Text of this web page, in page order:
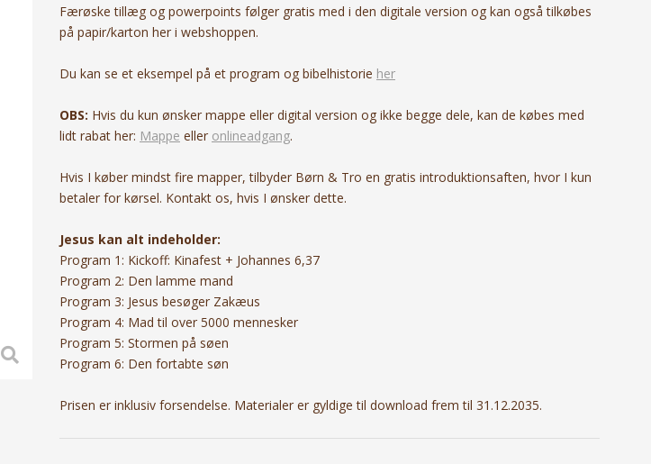
Færøske tillæg og powerpoints følger gratis med i den digitale version og kan også tilkøbes
på papir/karton her i webshoppen.
Du kan se et eksempel på et program og bibelhistorie her
OBS: Hvis du kun ønsker mappe eller digital version og ikke begge dele, kan de købes med
lidt rabat her: Mappe eller onlineadgang.
Hvis I køber mindst fire mapper, tilbyder Børn & Tro en gratis introduktionsaften, hvor I kun
betaler for kørsel. Kontakt os, hvis I ønsker dette.
Jesus kan alt indeholder:
Program 1: Kickoff: Kinafest + Johannes 6,37
Program 2: Den lamme mand
Program 3: Jesus besøger Zakæus
Program 4: Mad til over 5000 mennesker
Program 5: Stormen på søen
Program 6: Den fortabte søn
Prisen er inklusiv forsendelse. Materialer er gyldige til download frem til 31.12.2035.